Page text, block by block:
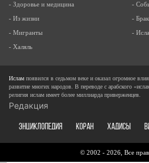
- Здоровье и медицина
- Из жизни
- Мигранты
- Халяль
-
-
-
Ислам появился в седьмом веке и оказал огромное
развитие многих народов. В переводе с арабского
религия ислам имеет более миллиарда приверженцев.
Редакция
ЭНЦИКЛОПЕДИЯ КОРАН ХАДИСЫ
© 2002 - 2026, Все